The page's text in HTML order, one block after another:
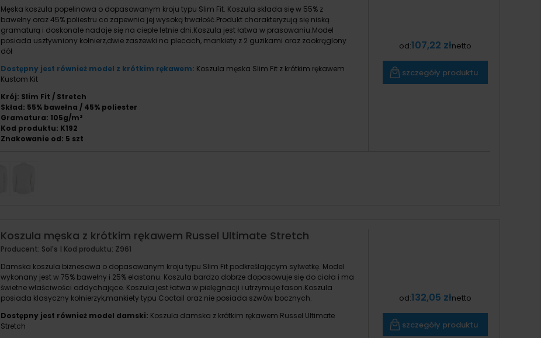
Męska koszula popelinowa o dopasowanym kroju typu Slim Fit. Koszula składa się w 55% z
bawełny oraz 45% poliestru co zapewnia jej wysoką trwałość.Produkt charakteryzują się niską
gramaturą i doskonale nadaje się na ciepłe letnie dni.Koszula jest łatwa w prasowaniu.Model
posiada usztywniony kołnierz,dwie zaszewki na plecach, mankiety z 2 guzikami oraz zaokrąglony
dół
Dostępny jest również model z krótkim rękawem: Koszula męska Slim Fit z krótkim rękawem
Kustom Kit
Krój: Slim Fit / Stretch
Skład: 55% bawełna / 45% poliester
Gramatura: 105g/m²
Kod produktu: K192
Znakowanie od: 5 szt
od:107,22 złnetto
szczegóły produktu
Koszula męska z krótkim rękawem Russel Ultimate Stretch
Producent: Sol's | Kod produktu: Z961
Damska koszula biznesowa o dopasowanym kroju typu Slim Fit podkreślającym sylwetkę. Model
wykonany jest w 75% bawełny i 25% elastanu. Koszula bardzo dobrze dopasowuje się do ciała i ma
świetne właściwości oddychające. Koszula jest łatwa w pielęgnacji i utrzymuje fason.Koszula
posiada klasyczny kołnierzyk,mankiety typu Coctail oraz nie posiada szwów bocznych.
Dostępny jest również model damski: Koszula damska z krótkim rękawem Russel Ultimate
Stretch
od:132,05 złnetto
szczegóły produktu